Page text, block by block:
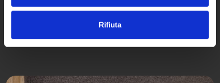
Rifiuta
Standard